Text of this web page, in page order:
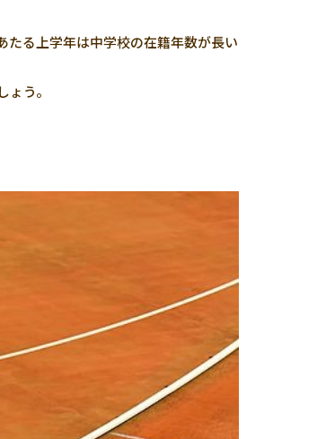
たる上学年は中学校の在籍年数が長い
う。